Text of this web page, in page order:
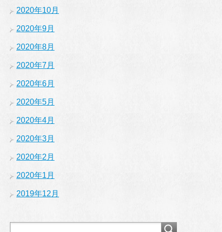
2020年10月
2020年9月
2020年8月
2020年7月
2020年6月
2020年5月
2020年4月
2020年3月
2020年2月
2020年1月
2019年12月